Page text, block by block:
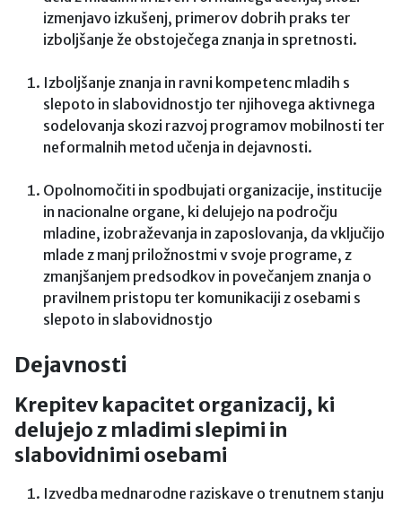
izmenjavo izkušenj, primerov dobrih praks ter
izboljšanje že obstoječega znanja in spretnosti.
Izboljšanje znanja in ravni kompetenc mladih s
slepoto in slabovidnostjo ter njihovega aktivnega
sodelovanja skozi razvoj programov mobilnosti ter
neformalnih metod učenja in dejavnosti.
Opolnomočiti in spodbujati organizacije, institucije
in nacionalne organe, ki delujejo na področju
mladine, izobraževanja in zaposlovanja, da vključijo
mlade z manj priložnostmi v svoje programe, z
zmanjšanjem predsodkov in povečanjem znanja o
pravilnem pristopu ter komunikaciji z osebami s
slepoto in slabovidnostjo
Dejavnosti
Krepitev kapacitet organizacij, ki
delujejo z mladimi slepimi in
slabovidnimi osebami
Izvedba mednarodne raziskave o trenutnem stanju